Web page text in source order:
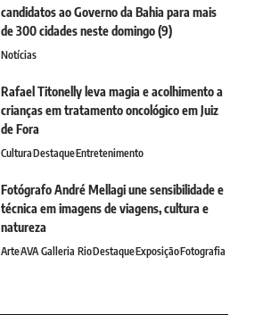
candidatos ao Governo da Bahia para mais
de 300 cidades neste domingo (9)
Notícias
Rafael Titonelly leva magia e acolhimento a
crianças em tratamento oncológico em Juiz
de Fora
CulturaDestaqueEntretenimento
Fotógrafo André Mellagi une sensibilidade e
técnica em imagens de viagens, cultura e
natureza
ArteAVA Galleria RioDestaqueExposiçãoFotografia